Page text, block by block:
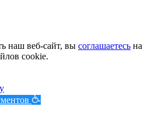
наш веб-сайт, вы соглашаетесь на
cookie.